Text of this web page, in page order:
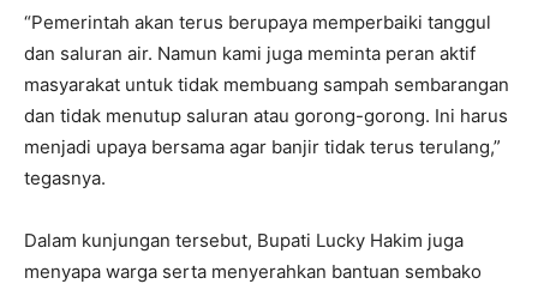
‎“Pemerintah akan terus berupaya memperbaiki tanggul
dan saluran air. Namun kami juga meminta peran aktif
masyarakat untuk tidak membuang sampah sembarangan
dan tidak menutup saluran atau gorong-gorong. Ini harus
menjadi upaya bersama agar banjir tidak terus terulang,”
tegasnya.
‎Dalam kunjungan tersebut, Bupati Lucky Hakim juga
menyapa warga serta menyerahkan bantuan sembako